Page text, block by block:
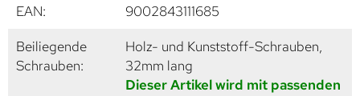
EAN:
9002843111685
Beiliegende
Schrauben:
Holz- und Kunststoff-Schrauben,
32mm lang
Dieser Artikel wird mit passenden